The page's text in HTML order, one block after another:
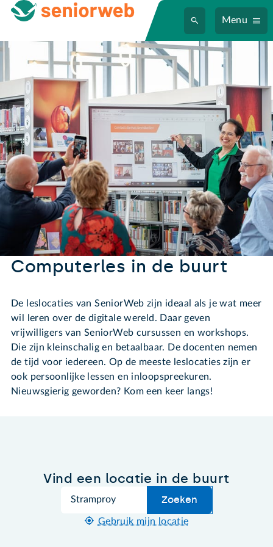
Menu
Computerles in de buurt
De leslocaties van SeniorWeb zijn ideaal als je wat meer
wil leren over de digitale wereld. Daar geven
vrijwilligers van SeniorWeb cursussen en workshops.
Die zijn kleinschalig en betaalbaar. De docenten nemen
de tijd voor iedereen. Op de meeste leslocaties zijn er
ook persoonlijke lessen en inloopspreekuren.
Nieuwsgierig geworden? Kom een keer langs!
Vind een locatie in de buurt
Zoek
Zoeken
Gebruik mijn locatie